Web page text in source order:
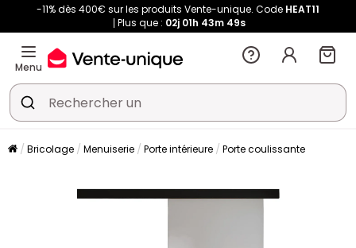
-11% dès 400€ sur les produits Vente-unique. Code HEAT11
Plus que : 02j 01h 43m 49s
Menu
Bricolage Menuiserie Porte intérieure Porte coulissante